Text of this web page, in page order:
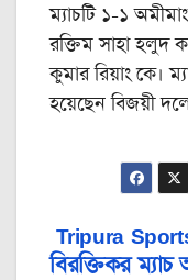
ম্যাচটি ১-১
রক্তিম সাহা হলুদ
কুমার রিয়াং কে।
হয়েছেন বিজয়ী
Post
Tripura
বিরক্তিকর ম্যাচ